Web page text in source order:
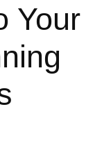
Your